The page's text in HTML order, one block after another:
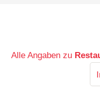
Alle Angaben zu